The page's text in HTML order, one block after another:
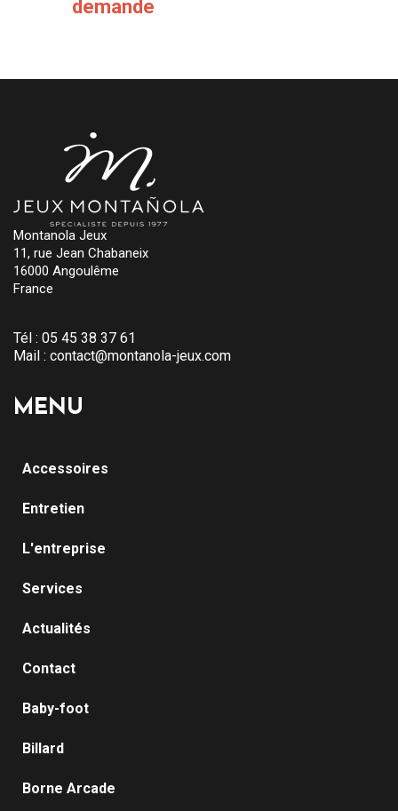
demande
Montanola Jeux
11, rue Jean Chabaneix
16000 Angoulême
France
Tél : 05 45 38 37 61
Mail : contact@montanola-jeux.com
MENU
Accessoires
Entretien
L'entreprise
Services
Actualités
Contact
Baby-foot
Billard
Borne Arcade